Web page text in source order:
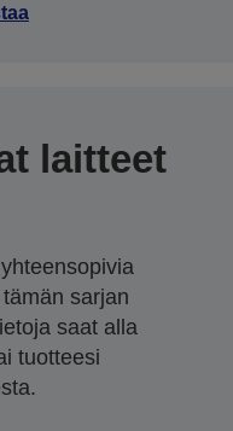
laitteet
sarjan
saat alla
tuotteesi